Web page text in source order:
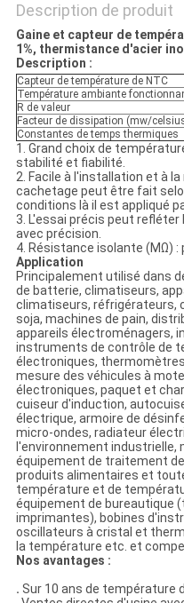
Description de produit
Gaine et capteur de
1%, thermistance d'acier
Description :
Capteur de température de NTC
Température ambiante
R de valeur
Facteur de dissipation (mw/
Constantes de temps thermiques
1. Grand choix de
stabilité et fiabilité.
2. Facile à l'installation et à
cachetage peut être fait
conditions là il est appliqué
3. L'essai précis peut
avec précision.
4. Résistance isolante (MΩ) :
Application
Principalement utilisé dans
de batterie, climatiseurs,
climatiseurs, réfrigérateurs,
soja, machines de pain,
appareils électroménagers,
instruments de contrôle de
électroniques,
mesure des véhicules à
électroniques, paquet et
cuiseur d'induction,
électrique, armoire de
micro-ondes, radiateur
l'environnement industrielle,
équipement de traitement
produits alimentaires et
température et de
équipement de bureautique
imprimantes), bobines
oscillateurs à cristal et
la température etc. et
Nos avantages :
. Sur 10 ans de température